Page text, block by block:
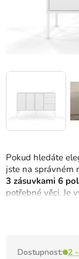
Pokud hledáte
jste na správném
3 zásuvkami 6
potřebné věci. Je
minimalistickým
Dostupnost: 2